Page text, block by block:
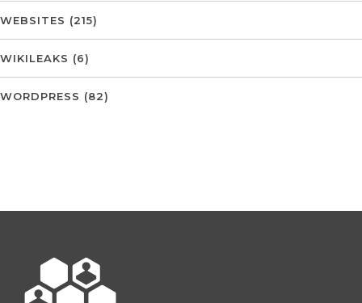
WEBSITES (215)
WIKILEAKS (6)
WORDPRESS (82)